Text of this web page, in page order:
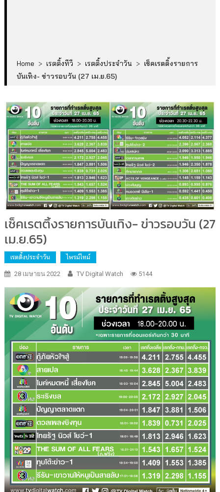
Home > เรตติ้งทีวี > เรตติ้งประจำวัน > เช็คเรตติ้งรายการ
บันเทิง- ข่าวรอบวัน (27 เม.ย.65)
เช็คเรตติ้งรายการบันเทิง- ข่าวรอบวัน (27
เม.ย.65)
เรตติ้งประจำวัน ไพรม์ไทม์
28 เมษายน 2022 TV Digital Watch 5144